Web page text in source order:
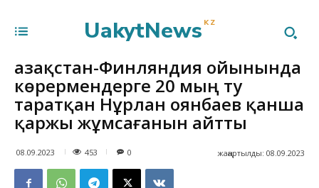
UakytNews KZ
Қазақстан-Финляндия ойынында
көрермендерге 20 мың ту
таратқан Нұрлан Қоянбаев қанша
қаржы жұмсағанын айтты
08.09.2023 453 жаңартылды: 08.09.2023
0